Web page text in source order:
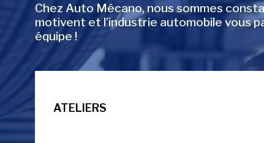
Chez Auto Mécano, nous sommes
motivent et l’industrie automobile vous
équipe !
ATELIERS